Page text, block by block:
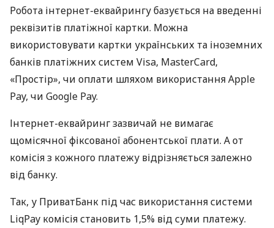
Робота інтернет-еквайрингу базується на введенні
реквізитів платіжної картки. Можна
використовувати картки українських та іноземних
банків платіжних систем Visa, MasterCard,
«Простір», чи оплати шляхом використання Apple
Pay, чи Google Pay.
Інтернет-еквайринг зазвичай не вимагає
щомісячної фіксованої абонентської плати. А от
комісія з кожного платежу відрізняється залежно
від банку.
Так, у ПриватБанк під час використання системи
LiqPay комісія становить 1,5% від суми платежу.